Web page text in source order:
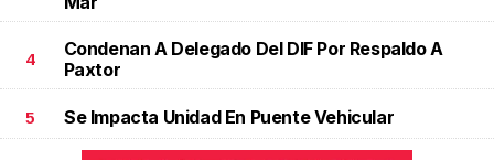
4
Condenan A Delegado Del DIF Por Respaldo A
Paxtor
5 Se Impacta Unidad En Puente Vehicular